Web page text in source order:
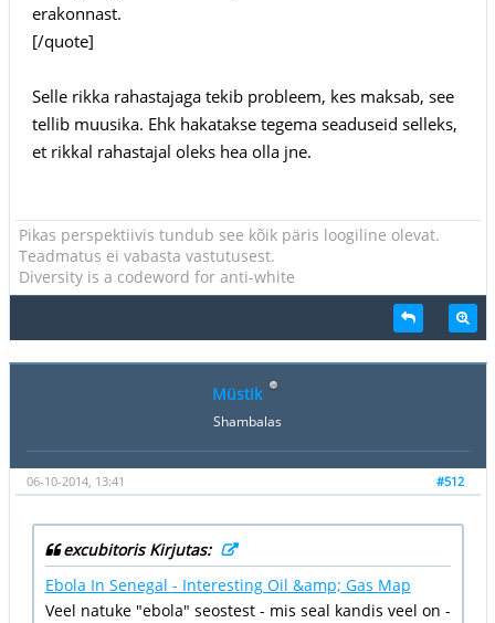
erakonnast.
[/quote]
Selle rikka rahastajaga tekib probleem, kes maksab, see
tellib muusika. Ehk hakatakse tegema seaduseid selleks,
et rikkal rahastajal oleks hea olla jne.
Pikas perspektiivis tundub see kõik päris loogiline olevat.
Teadmatus ei vabasta vastutusest.
Diversity is a codeword for anti-white
Müstik
Shambalas
#512
06-10-2014, 13:41
excubitoris Kirjutas:
Ebola In Senegal - Interesting Oil &amp; Gas Map
Veel natuke "ebola" seostest - mis seal kandis veel on -